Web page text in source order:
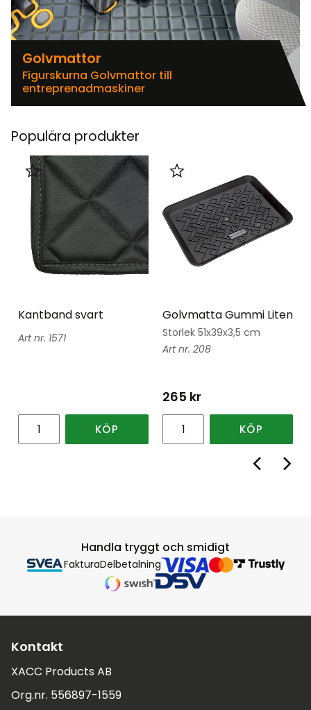
Golvmattor
Figurskurna Golvmattor till
entreprenadmaskiner
Populära produkter
Kantband svart
1571
Lägg till i favoriter
KÖP
Golvmatta Gummi Liten
Storlek 51x39x3,5 cm
208
265 kr
Lägg till i favoriter
KÖP
Handla tryggt och smidigt
FakturaDelbetalning
Kontakt
XACC Products AB
Org.nr. 556897-1559